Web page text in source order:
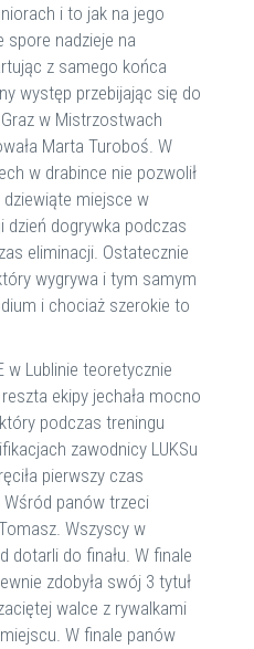
i to jak na jego
spore nadzieje na
z samego końca
występ przebijając się do
w Mistrzostwach
Marta Turoboś. W
w drabince nie pozwolił
miejsce w
dzień dogrywka podczas
eliminacji. Ostatecznie
wygrywa i tym samym
i chociaż szerokie to
w Lublinie teoretycznie
ekipy jechała mocno
podczas treningu
zawodnicy LUKSu
pierwszy czas
Wśród panów trzeci
Wszyscy w
dotarli do finału. W finale
zdobyła swój 3 tytuł
walce z rywalkami
W finale panów